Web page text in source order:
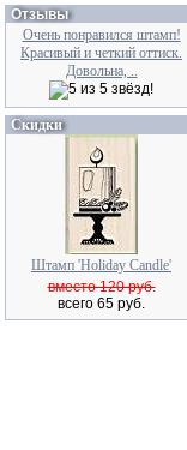
Отзывы
Очень понравился штамп!
Красивый и четкий оттиск.
Довольна, ..
Скидки
Штамп 'Holiday Candle'
вместо 120 руб.
всего 65 руб.